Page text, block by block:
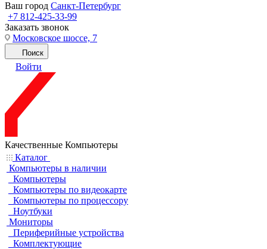
Ваш город Санкт-Петербург
+7 812-425-33-99
Заказать звонок
Московское шоссе, 7
Поиск
Войти
Качественные Компьютеры
Каталог
Компьютеры в наличии
Компьютеры
Компьютеры по видеокарте
Компьютеры по процессору
Ноутбуки
Мониторы
Периферийные устройства
Комплектующие